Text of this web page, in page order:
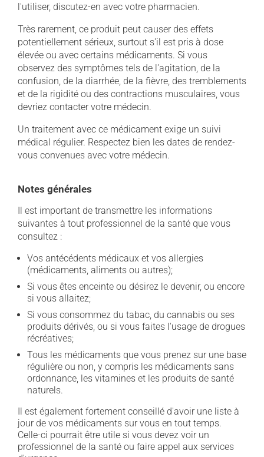
l'utiliser, discutez-en avec votre pharmacien.
Très rarement, ce produit peut causer des effets
potentiellement sérieux, surtout s'il est pris à dose
élevée ou avec certains médicaments. Si vous
observez des symptômes tels de l'agitation, de la
confusion, de la diarrhée, de la fièvre, des tremblements
et de la rigidité ou des contractions musculaires, vous
devriez contacter votre médecin.
Un traitement avec ce médicament exige un suivi
médical régulier. Respectez bien les dates de rendez-
vous convenues avec votre médecin.
Notes générales
Il est important de transmettre les informations
suivantes à tout professionnel de la santé que vous
consultez :
Vos antécédents médicaux et vos allergies
(médicaments, aliments ou autres);
Si vous êtes enceinte ou désirez le devenir, ou encore
si vous allaitez;
Si vous consommez du tabac, du cannabis ou ses
produits dérivés, ou si vous faites l'usage de drogues
récréatives;
Tous les médicaments que vous prenez sur une base
régulière ou non, y compris les médicaments sans
ordonnance, les vitamines et les produits de santé
naturels.
Il est également fortement conseillé d'avoir une liste à
jour de vos médicaments sur vous en tout temps.
Celle-ci pourrait être utile si vous devez voir un
professionnel de la santé ou faire appel aux services